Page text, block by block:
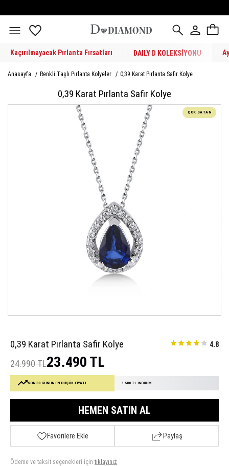
Kaçırılmayacak Pırlanta Fırsatları DAILY D KOLEKSİYONU
Anasayfa / Renkli Taşlı Pırlanta Kolyeler / 0,39 Karat Pırlanta Safir Kolye
0,39 Karat Pırlanta Safir Kolye
ÇOK SATAN
0,39 Karat Pırlanta Safir Kolye 4.8
24.990 TL23.490 TL
SON 30 GÜNÜN EN DÜŞÜK FİYATI 1.500 TL İNDİRİM
HEMEN SATIN AL
Favorilere Ekle Paylaş
Ödeme ve taksit seçenekleri için tıklayınız